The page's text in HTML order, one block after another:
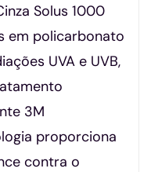
Solus 1000
em policarbonato
UVA e UVB,
3M
proporciona
contra o